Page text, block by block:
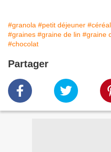
#granola #petit déjeuner
#graines #graine de lin #graine
#chocolat
Partager